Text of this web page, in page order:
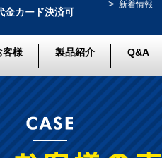
金カード決済可
新着情報
客様 製品紹介 Q&A